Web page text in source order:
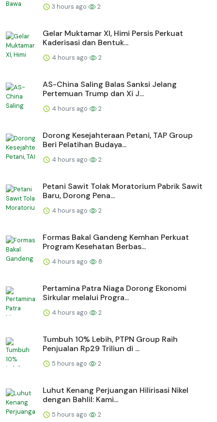
3 hours ago 2
Gelar Muktamar XI, Himi Persis Perkuat
Kaderisasi dan Bentuk...
4 hours ago 2
AS-China Saling Balas Sanksi Jelang
Pertemuan Trump dan Xi J...
4 hours ago 2
Dorong Kesejahteraan Petani, TAP Group
Beri Pelatihan Budaya...
4 hours ago 2
Petani Sawit Tolak Moratorium Pabrik Sawit
Baru, Dorong Pena...
4 hours ago 2
Formas Bakal Gandeng Kemhan Perkuat
Program Kesehatan Berbas...
4 hours ago 8
Pertamina Patra Niaga Dorong Ekonomi
Sirkular melalui Progra...
4 hours ago 2
Tumbuh 10% Lebih, PTPN Group Raih
Penjualan Rp29 Triliun di ...
5 hours ago 2
Luhut Kenang Perjuangan Hilirisasi Nikel
dengan Bahlil: Kami...
5 hours ago 2